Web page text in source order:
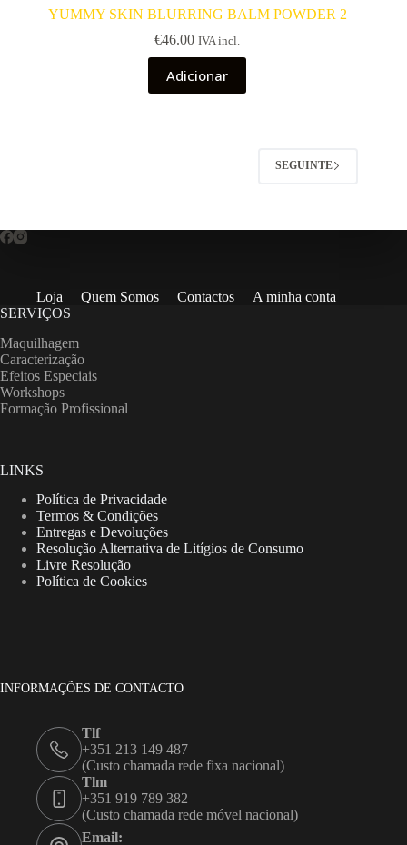
YUMMY SKIN BLURRING BALM POWDER 2
€46.00 IVA incl.
Adicionar
SEGUINTE
Loja Quem Somos Contactos
A minha conta
SERVIÇOS
Maquilhagem
Caracterização
Efeitos Especiais
Workshops
Formação Profissional
LINKS
Política de Privacidade
Termos & Condições
Entregas e Devoluções
Resolução Alternativa de Litígios de Consumo
Livre Resolução
Política de Cookies
INFORMAÇÕES DE CONTACTO
Tlf
+351 213 149 487
(Custo chamada rede fixa nacional)
Tlm
+351 919 789 382
(Custo chamada rede móvel nacional)
Email: